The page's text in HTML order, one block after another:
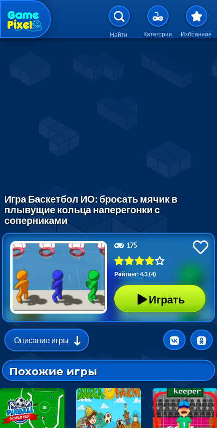
Перейти к основному
Найти Категории Избранное
Игра Баскетбол ИО: бросать мячик в
плывущие кольца наперегонки с
соперниками
175
Рейтинг: 4.3 (4)
Играть
Описание игры
Похожие игры